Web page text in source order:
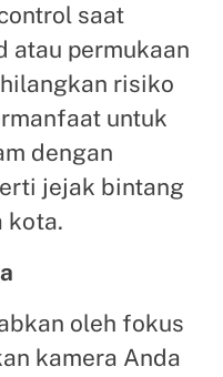
saat
atau permukaan
risiko
untuk
dengan
jejak bintang
kota.
oleh fokus
kamera Anda